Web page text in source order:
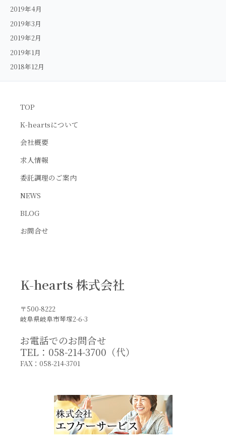
2019年4月
2019年3月
2019年2月
2019年1月
2018年12月
TOP
K-heartsについて
会社概要
求人情報
委託調理のご案内
NEWS
BLOG
お問合せ
K-hearts 株式会社
〒500-8222
岐阜県岐阜市琴塚2-6-3
お電話でのお問合せ
TEL：058-214-3700（代）
FAX：058-214-3701